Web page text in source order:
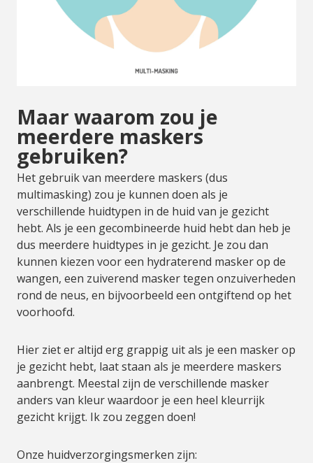
Maar waarom zou je
meerdere maskers
gebruiken?
Het gebruik van meerdere maskers (dus
multimasking) zou je kunnen doen als je
verschillende huidtypen in de huid van je gezicht
hebt. Als je een gecombineerde huid hebt dan heb je
dus meerdere huidtypes in je gezicht. Je zou dan
kunnen kiezen voor een hydraterend masker op de
wangen, een zuiverend masker tegen onzuiverheden
rond de neus, en bijvoorbeeld een ontgiftend op het
voorhoofd.
Hier ziet er altijd erg grappig uit als je een masker op
je gezicht hebt, laat staan als je meerdere maskers
aanbrengt. Meestal zijn de verschillende masker
anders van kleur waardoor je een heel kleurrijk
gezicht krijgt. Ik zou zeggen doen!
Onze huidverzorgingsmerken zijn: